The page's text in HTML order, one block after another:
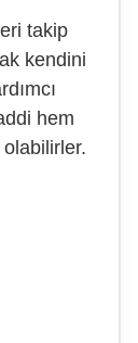
takip
kendini
hem